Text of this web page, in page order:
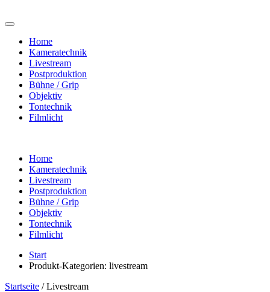
Home
Kameratechnik
Livestream
Postproduktion
Bühne / Grip
Objektiv
Tontechnik
Filmlicht
Home
Kameratechnik
Livestream
Postproduktion
Bühne / Grip
Objektiv
Tontechnik
Filmlicht
Start
Produkt-Kategorien: livestream
Startseite / Livestream